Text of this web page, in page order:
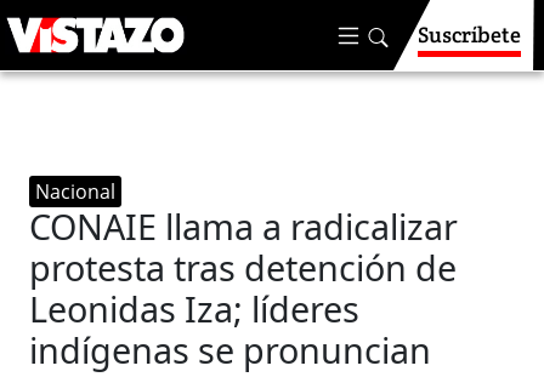
Suscríbete
Nacional
CONAIE llama a radicalizar
protesta tras detención de
Leonidas Iza; líderes
indígenas se pronuncian